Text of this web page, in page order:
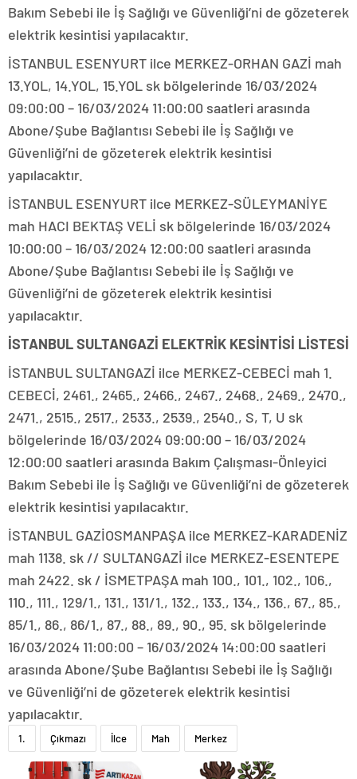
Bakım Sebebi ile İş Sağlığı ve Güvenliği’ni de gözeterek
elektrik kesintisi yapılacaktır.
İSTANBUL ESENYURT ilce MERKEZ-ORHAN GAZİ mah
13.YOL, 14.YOL, 15.YOL sk bölgelerinde 16/03/2024
09:00:00 – 16/03/2024 11:00:00 saatleri arasında
Abone/Şube Bağlantısı Sebebi ile İş Sağlığı ve
Güvenliği’ni de gözeterek elektrik kesintisi
yapılacaktır.
İSTANBUL ESENYURT ilce MERKEZ-SÜLEYMANİYE
mah HACI BEKTAŞ VELİ sk bölgelerinde 16/03/2024
10:00:00 – 16/03/2024 12:00:00 saatleri arasında
Abone/Şube Bağlantısı Sebebi ile İş Sağlığı ve
Güvenliği’ni de gözeterek elektrik kesintisi
yapılacaktır.
İSTANBUL SULTANGAZİ ELEKTRİK KESİNTİSİ LİSTESİ
İSTANBUL SULTANGAZİ ilce MERKEZ-CEBECİ mah 1.
CEBECİ, 2461., 2465., 2466., 2467., 2468., 2469., 2470.,
2471., 2515., 2517., 2533., 2539., 2540., S, T, U sk
bölgelerinde 16/03/2024 09:00:00 – 16/03/2024
12:00:00 saatleri arasında Bakım Çalışması-Önleyici
Bakım Sebebi ile İş Sağlığı ve Güvenliği’ni de gözeterek
elektrik kesintisi yapılacaktır.
İSTANBUL GAZİOSMANPAŞA ilce MERKEZ-KARADENİZ
mah 1138. sk // SULTANGAZİ ilce MERKEZ-ESENTEPE
mah 2422. sk / İSMETPAŞA mah 100., 101., 102., 106.,
110., 111., 129/1., 131., 131/1., 132., 133., 134., 136., 67., 85.,
85/1., 86., 86/1., 87., 88., 89., 90., 95. sk bölgelerinde
16/03/2024 11:00:00 – 16/03/2024 14:00:00 saatleri
arasında Abone/Şube Bağlantısı Sebebi ile İş Sağlığı
ve Güvenliği’ni de gözeterek elektrik kesintisi
yapılacaktır.
1. Çıkmazı İlce Mah Merkez